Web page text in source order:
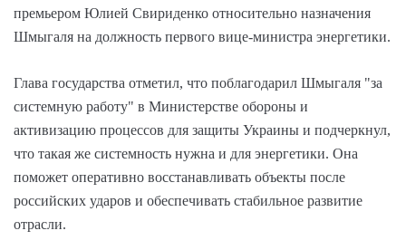
премьером Юлией Свириденко относительно назначения
Шмыгаля на должность первого вице-министра энергетики.
Глава государства отметил, что поблагодарил Шмыгаля "за
системную работу" в Министерстве обороны и
активизацию процессов для защиты Украины и подчеркнул,
что такая же системность нужна и для энергетики. Она
поможет оперативно восстанавливать объекты после
российских ударов и обеспечивать стабильное развитие
отрасли.